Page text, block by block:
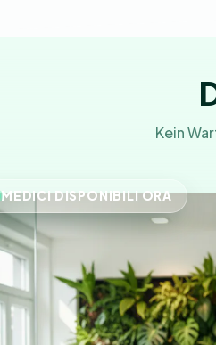
Kein
MEDICI DISPONIBILI ORA